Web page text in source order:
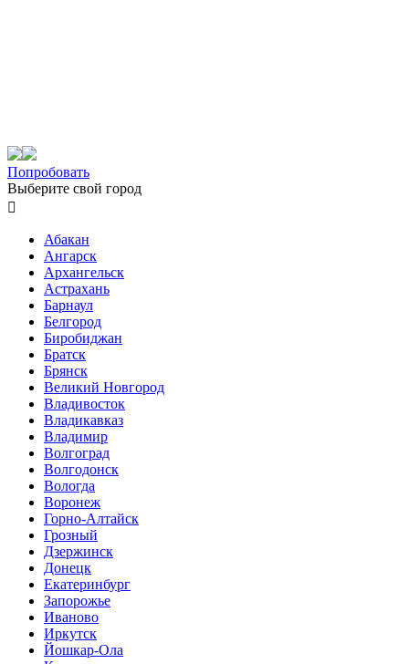
Попробовать
Выберите свой город

Абакан
Ангарск
Архангельск
Астрахань
Барнаул
Белгород
Биробиджан
Братск
Брянск
Великий Новгород
Владивосток
Владикавказ
Владимир
Волгоград
Волгодонск
Вологда
Воронеж
Горно-Алтайск
Грозный
Дзержинск
Донецк
Екатеринбург
Запорожье
Иваново
Иркутск
Йошкар-Ола